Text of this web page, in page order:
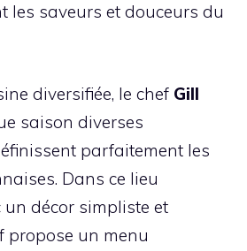
les saveurs et douceurs du
diversifiée, le chef Gill
saison diverses
parfaitement les
Dans ce lieu
décor simpliste et
propose un menu